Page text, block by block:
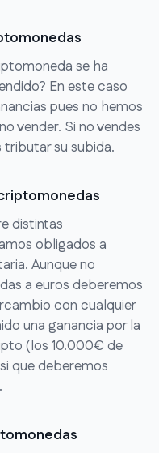
se ha
En este caso
pues no hemos
vender. Si no vendes
su subida.
distintas
obligados a
Aunque no
a euros deberemos
con cualquier
una ganancia por la
(los 10.000€ de
que deberemos